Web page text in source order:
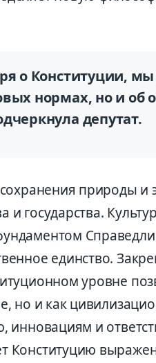
о Конституции,
нормах, но и об
депутат.
природы и
и государства.
единство.
уровне
но и как
инновациям и
Конституцию